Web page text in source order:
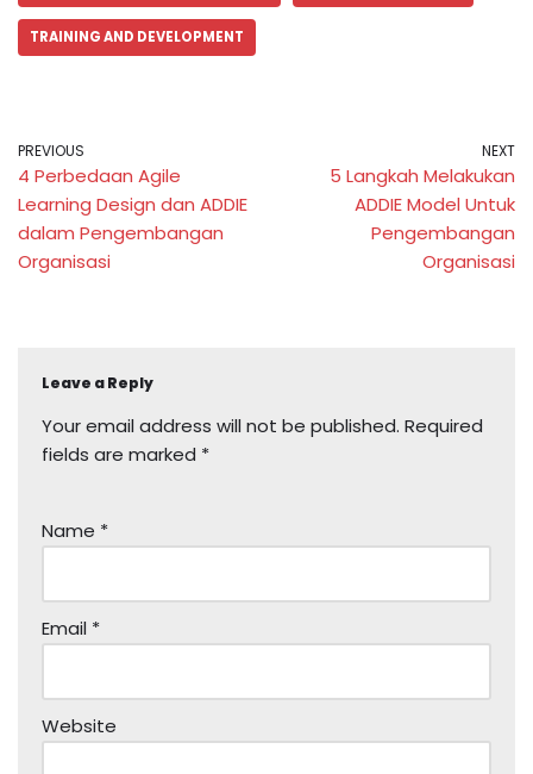
TRAINING AND DEVELOPMENT
PREVIOUS
4 Perbedaan Agile
Learning Design dan ADDIE
dalam Pengembangan
Organisasi
NEXT
5 Langkah Melakukan
ADDIE Model Untuk
Pengembangan
Organisasi
Leave a Reply
Your email address will not be published. Required
fields are marked *
Name *
Email *
Website